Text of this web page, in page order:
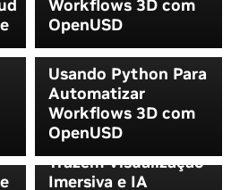
Workflows 3D com
OpenUSD
Usando Python Para
Automatizar
Workflows 3D com
OpenUSD
NVIDIA e Siemens
Trazem Visualização
Imersiva e IA